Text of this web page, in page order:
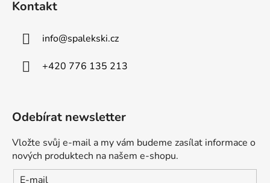
Kontakt
info@spalekski.cz
+420 776 135 213
Odebírat newsletter
Vložte svůj e-mail a my vám budeme zasílat informace o
nových produktech na našem e-shopu.
E-mail